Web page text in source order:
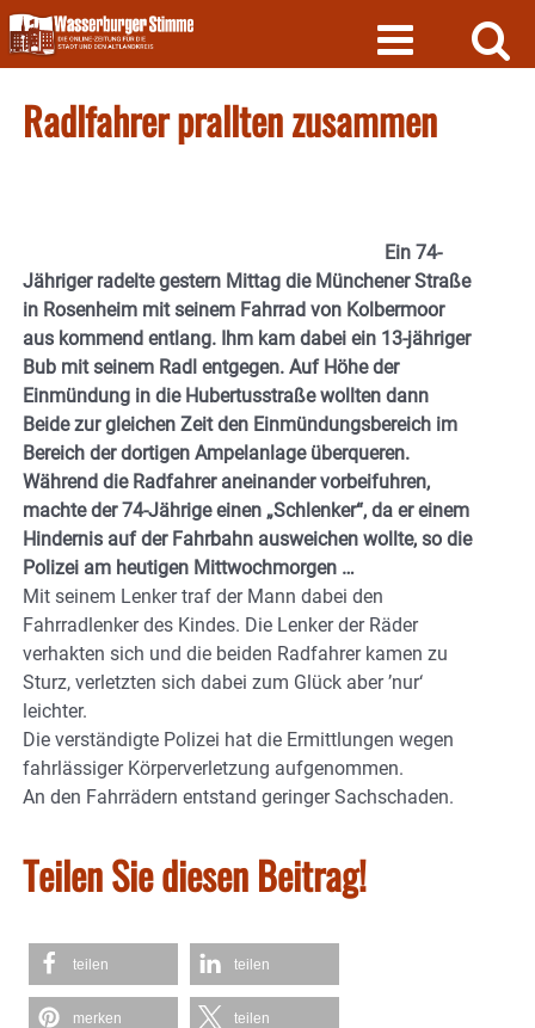
Skip
to
content
Radlfahrer prallten zusammen
Ein 74-
Jähriger radelte gestern Mittag die Münchener Straße
in Rosenheim mit seinem Fahrrad von Kolbermoor
aus kommend entlang. Ihm kam dabei ein 13-jähriger
Bub mit seinem Radl entgegen. Auf Höhe der
Einmündung in die Hubertusstraße wollten dann
Beide zur gleichen Zeit den Einmündungsbereich im
Bereich der dortigen Ampelanlage überqueren.
Während die Radfahrer aneinander vorbeifuhren,
machte der 74-Jährige einen „Schlenker“, da er einem
Hindernis auf der Fahrbahn ausweichen wollte, so die
Polizei am heutigen Mittwochmorgen …
Mit seinem Lenker traf der Mann dabei den
Fahrradlenker des Kindes. Die Lenker der Räder
verhakten sich und die beiden Radfahrer kamen zu
Sturz, verletzten sich dabei zum Glück aber ’nur‘
leichter.
Die verständigte Polizei hat die Ermittlungen wegen
fahrlässiger Körperverletzung aufgenommen.
An den Fahrrädern entstand geringer Sachschaden.
Teilen Sie diesen Beitrag!
teilen teilen
merken teilen